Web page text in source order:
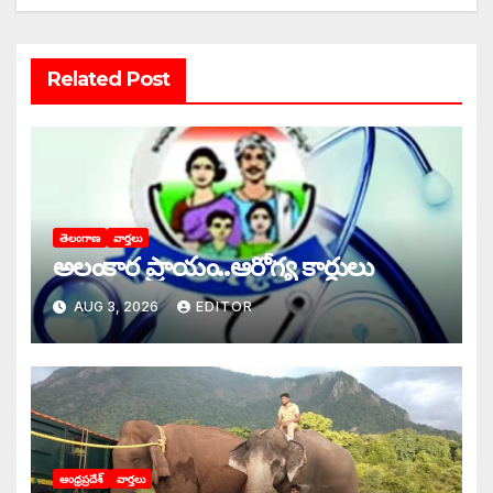
Related Post
తెలంగాణ వార్తలు
అలంకార ప్రాయం..ఆరోగ్య కార్డులు
AUG 3, 2026 EDITOR
ఆంధ్రప్రదేశ్ వార్తలు